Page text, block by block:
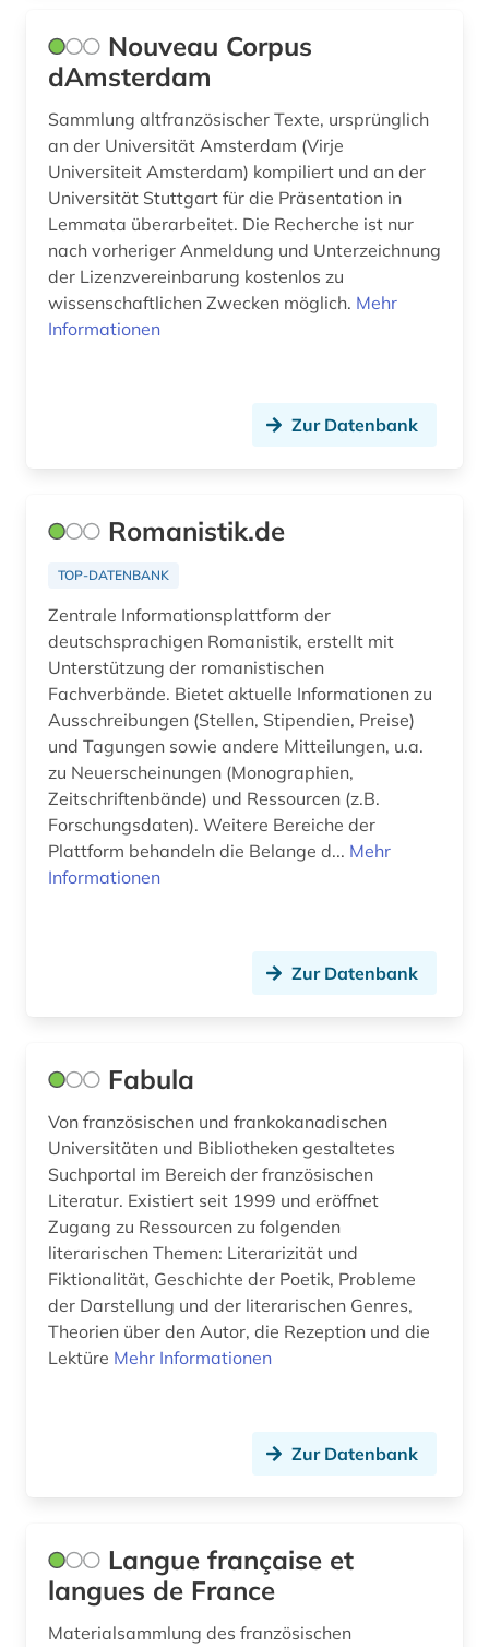
spanisch (3)
sprachschwierigkeit (1)
sprachunterricht (1)
sprachwissenschaft (30)
subsaharisches afrika (1)
troubadourlyrik (1)
unterricht (1)
vergilius (1)
verlag (1)
vinck (1)
vogesen (1)
wirtschaft (2)
zeitung (2)
übersetzung (2)
übersetzungswissenschaft (4)
Nouveau Corpus
dAmsterdam
Sammlung altfranzösischer Texte, ursprünglich
an der Universität Amsterdam (Virje
Universiteit Amsterdam) kompiliert und an der
Universität Stuttgart für die Präsentation in
Lemmata überarbeitet. Die Recherche ist nur
nach vorheriger Anmeldung und Unterzeichnung
der Lizenzvereinbarung kostenlos zu
wissenschaftlichen Zwecken möglich. Mehr
Informationen
Zur Datenbank
Romanistik.de
TOP-DATENBANK
Zentrale Informationsplattform der
deutschsprachigen Romanistik, erstellt mit
Unterstützung der romanistischen
Fachverbände. Bietet aktuelle Informationen zu
Ausschreibungen (Stellen, Stipendien, Preise)
und Tagungen sowie andere Mitteilungen, u.a.
zu Neuerscheinungen (Monographien,
Zeitschriftenbände) und Ressourcen (z.B.
Forschungsdaten). Weitere Bereiche der
Plattform behandeln die Belange d... Mehr
Informationen
Zur Datenbank
Fabula
Von französischen und frankokanadischen
Universitäten und Bibliotheken gestaltetes
Suchportal im Bereich der französischen
Literatur. Existiert seit 1999 und eröffnet
Zugang zu Ressourcen zu folgenden
literarischen Themen: Literarizität und
Fiktionalität, Geschichte der Poetik, Probleme
der Darstellung und der literarischen Genres,
Theorien über den Autor, die Rezeption und die
Lektüre Mehr Informationen
Zur Datenbank
Langue française et
langues de France
Materialsammlung des französischen